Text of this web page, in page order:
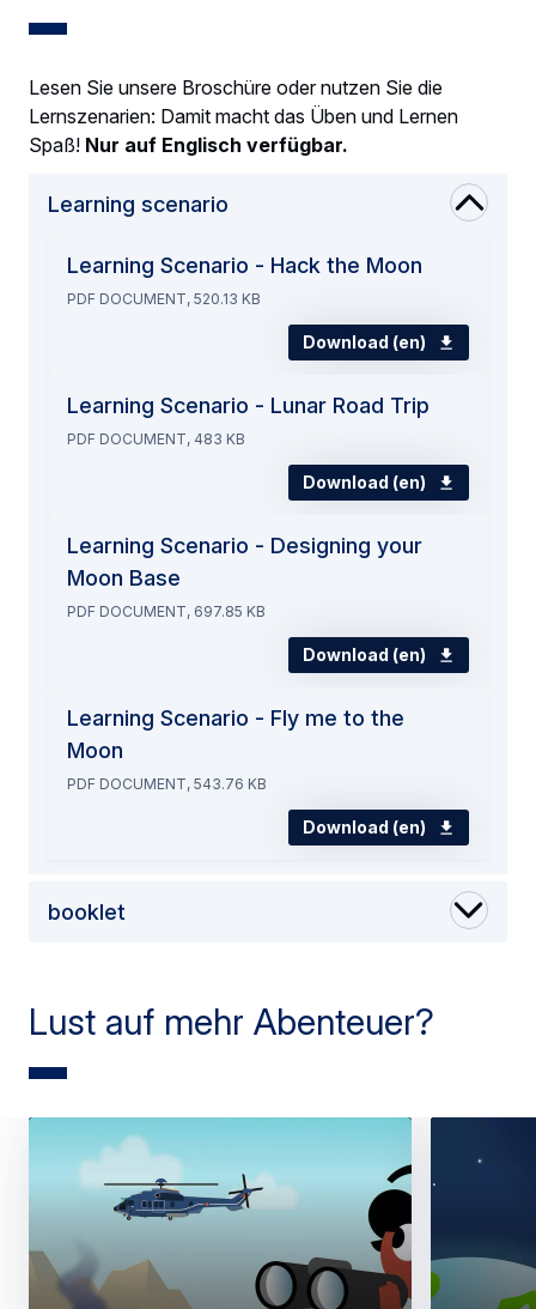
Lesen Sie unsere Broschüre oder nutzen Sie die
Lernszenarien: Damit macht das Üben und Lernen
Spaß! Nur auf Englisch verfügbar.
Learning scenario
Learning Scenario - Hack the Moon
PDF DOCUMENT, 520.13 KB
Download (en)
Learning Scenario - Lunar Road Trip
PDF DOCUMENT, 483 KB
Download (en)
Learning Scenario - Designing your
Moon Base
PDF DOCUMENT, 697.85 KB
Download (en)
Learning Scenario - Fly me to the
Moon
PDF DOCUMENT, 543.76 KB
Download (en)
booklet
Lust auf mehr Abenteuer?